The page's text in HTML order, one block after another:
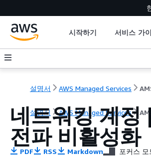
시작하기 서비스 가
설명서 AWS Managed Services
설명서 AWS Managed Services
네트워킹 계정
전파 비활성화
PDF RSS Markdown 포커스 모